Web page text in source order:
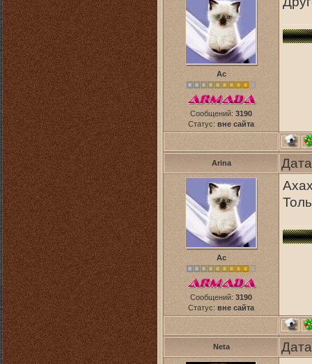
Ас
Сообщений: 3190
Статус: вне сайта
Arina
Ас
Сообщений: 3190
Статус: вне сайта
Neta